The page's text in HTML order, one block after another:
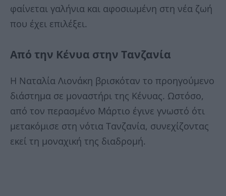
φαίνεται γαλήνια και αφοσιωμένη στη νέα ζωή
που έχει επιλέξει.
Από την Κένυα στην Τανζανία
Η Ναταλία Λιονάκη βρισκόταν το προηγούμενο
διάστημα σε μοναστήρι της Κένυας. Ωστόσο,
από τον περασμένο Μάρτιο έγινε γνωστό ότι
μετακόμισε στη νότια Τανζανία, συνεχίζοντας
εκεί τη μοναχική της διαδρομή.